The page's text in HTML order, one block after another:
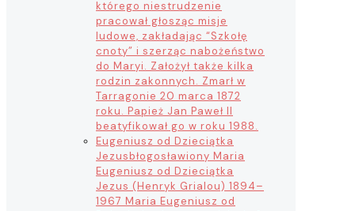
którego niestrudzenie
pracował głosząc misje
ludowe, zakładając “Szkołę
cnoty” i szerząc nabożeństwo
do Maryi. Założył także kilka
rodzin zakonnych. Zmarł w
Tarragonie 20 marca 1872
roku. Papież Jan Paweł II
beatyfikował go w roku 1988.
Eugeniusz od Dzieciątka
Jezusbłogosławiony Maria
Eugeniusz od Dzieciątka
Jezus (Henryk Grialou) 1894–
1967 Maria Eugeniusz od